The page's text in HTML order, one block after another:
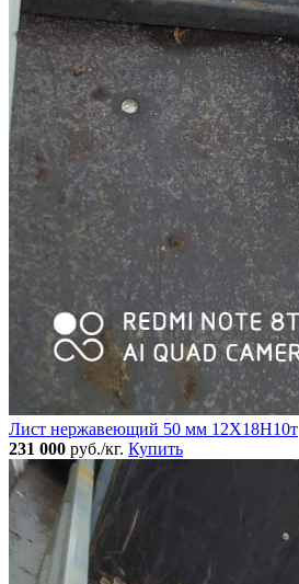
Лист нержавеющий 50 мм 12Х18Н10т
231 000 руб./кг. Купить